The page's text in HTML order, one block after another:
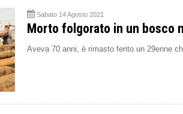
Sabato 14 Agosto 2021
Morto folgorato in un bosco
Aveva 70 anni, è rimasto ferito un 29enne